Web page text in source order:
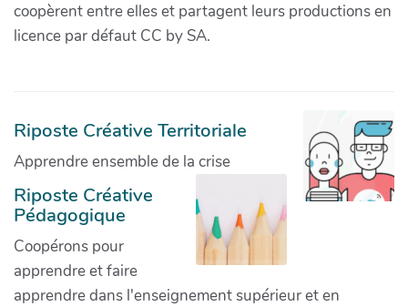
coopèrent entre elles et partagent leurs productions en
licence par défaut CC by SA.
Riposte Créative Territoriale
Apprendre ensemble de la crise
Riposte Créative
Pédagogique
Coopérons pour
apprendre et faire
apprendre dans l'enseignement supérieur et en